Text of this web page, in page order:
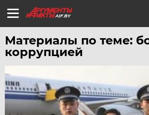
AIF.BY
Материалы по теме:
коррупцией